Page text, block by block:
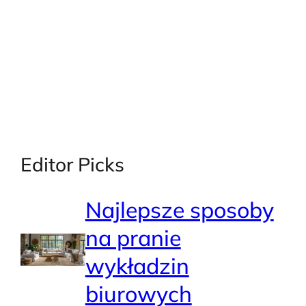
Editor Picks
Najlepsze sposoby
na pranie
wykładzin
biurowych